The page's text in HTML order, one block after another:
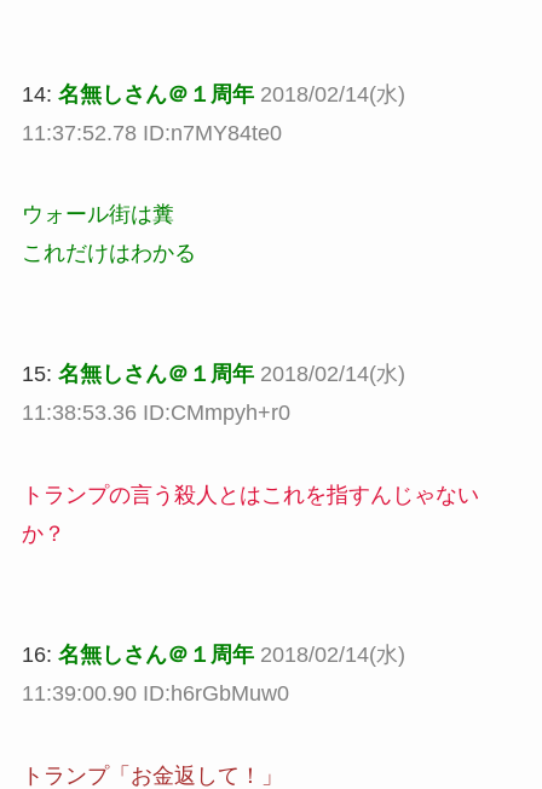
14: 名無しさん＠１周年 2018/02/14(水)
11:37:52.78 ID:n7MY84te0
ウォール街は糞
これだけはわかる
15: 名無しさん＠１周年 2018/02/14(水)
11:38:53.36 ID:CMmpyh+r0
トランプの言う殺人とはこれを指すんじゃない
か？
16: 名無しさん＠１周年 2018/02/14(水)
11:39:00.90 ID:h6rGbMuw0
トランプ「お金返して！」